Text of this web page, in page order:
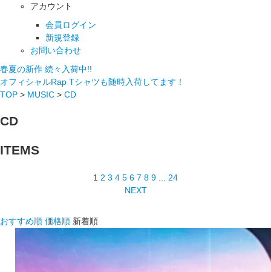
アカウント
会員ログイン
新規登録
お問い合わせ
春夏の新作 続々入荷中!!
オフィシャルRap Tシャツも随時入荷してます！
TOP > MUSIC > CD
CD
ITEMS
1 2 3 4 5 6 7 8 9 ... 24
NEXT
おすすめ順 価格順 新着順